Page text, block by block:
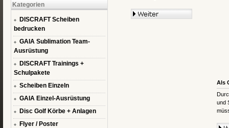
Kategorien
DISCRAFT Scheiben
bedrucken
GAIA Sublimation Team-
Ausrüstung
DISCRAFT Trainings +
Schulpakete
Scheiben Einzeln
GAIA Einzel-Ausrüstung
Disc Golf Körbe + Anlagen
Flyer / Poster
Als
und